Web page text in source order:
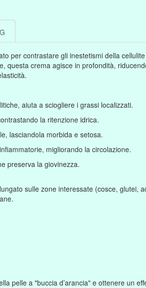
per contrastare gli inestetismi della
questa crema agisce in profondità,
aiuta a sciogliere i grassi localizzati.
la ritenzione idrica.
lasciandola morbida e setosa.
migliorando la circolazione.
preserva la giovinezza.
sulle zone interessate (cosce, glutei,
pelle a "buccia d’arancia" e ottenere un